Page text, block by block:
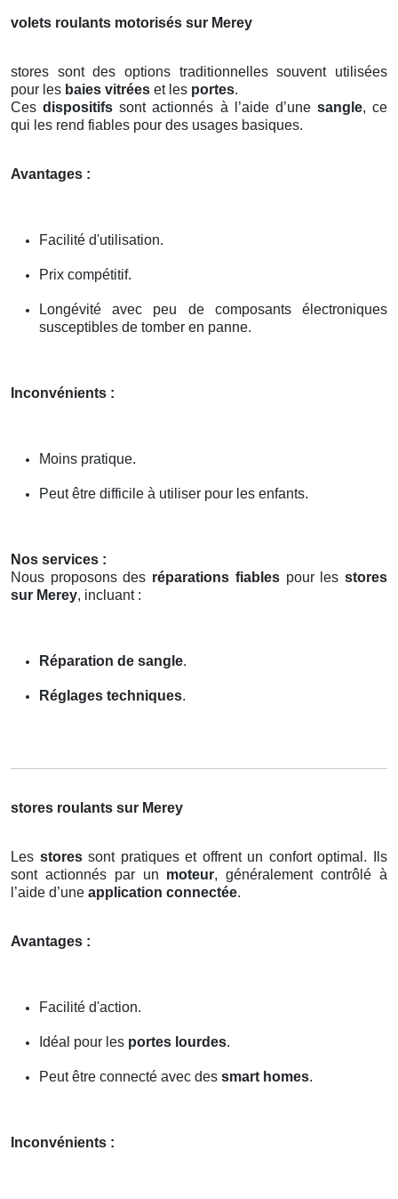
volets roulants motorisés sur Merey
stores sont des options traditionnelles souvent utilisées
pour les baies vitrées et les portes.
Cesdispositifs sont actionnés à l’aide d’une sangle, ce
qui les rend fiables pour des usages basiques.
Avantages :
Facilité d'utilisation.
Prix compétitif.
Longévité avec peu de composants électroniques
susceptibles de tomber en panne.
Inconvénients :
Moins pratique.
Peut être difficile à utiliser pour les enfants.
Nos services :
Nous proposons des réparations fiablespour lesstores
sur Merey, incluant :
Réparation de sangle.
Réglages techniques.
stores roulants sur Merey
Les storessont pratiques et offrent un confort optimal. Ils
sont actionnés par un moteur, généralement contrôlé à
l’aide d’une application connectée.
Avantages :
Facilité d'action.
Idéal pour les portes lourdes.
Peut être connecté avec des smart homes.
Inconvénients :